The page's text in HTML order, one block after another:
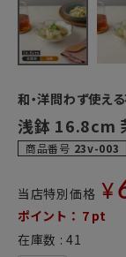
和・洋問わず使え
浅鉢 16.8cm
商品番号 23v-003
当店特別価格 ¥
ポイント： 7 pt
在庫数
41